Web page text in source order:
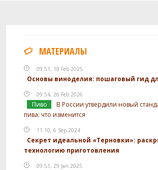
МАТЕРИАЛЫ
09:51, 18 Feb 2025
Основы виноделия: пошаговый гид
09:54, 26 Feb 2026
Пиво
В России утвердили новый
пива: что изменится
11:10, 6 Sep 2024
Секрет идеальной «Терновки»:
технологию приготовления
09:51, 29 Jan 2025